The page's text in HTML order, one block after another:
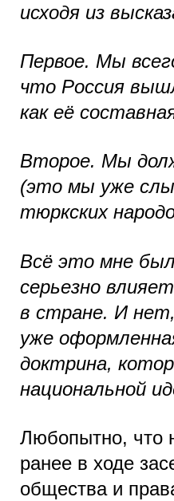
исходя из
Первое. Мы
что Россия
как её
Второе. Мы
(это мы уже
тюркских
Всё это мне
серьезно
в стране. И
уже
доктрина,
национальной
Любопытно, что
ранее в ходе
общества и